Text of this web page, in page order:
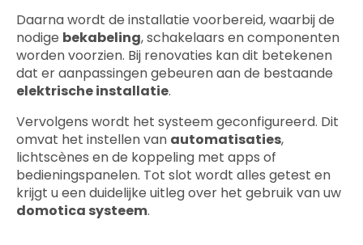
Daarna wordt de installatie voorbereid, waarbij de
nodige bekabeling, schakelaars en componenten
worden voorzien. Bij renovaties kan dit betekenen
dat er aanpassingen gebeuren aan de bestaande
elektrische installatie.
Vervolgens wordt het systeem geconfigureerd. Dit
omvat het instellen van automatisaties,
lichtscènes en de koppeling met apps of
bedieningspanelen. Tot slot wordt alles getest en
krijgt u een duidelijke uitleg over het gebruik van uw
domotica systeem.